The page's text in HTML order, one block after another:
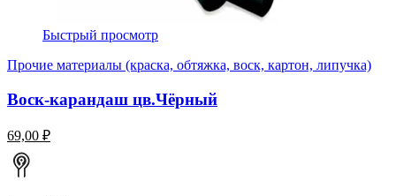
Быстрый просмотр
Прочие материалы (краска, обтяжка, воск, картон, липучка)
Воск-карандаш цв.Чёрный
69,00 ₽